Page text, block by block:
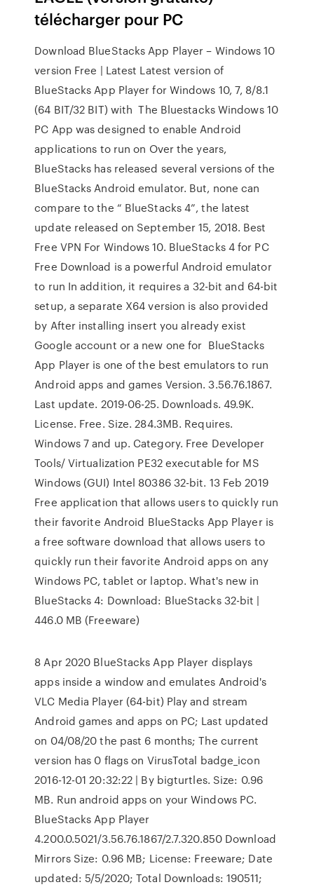
télécharger pour PC
Download BlueStacks App Player – Windows 10
version Free | Latest Latest version of
BlueStacks App Player for Windows 10, 7, 8/8.1
(64 BIT/32 BIT) with The Bluestacks Windows 10
PC App was designed to enable Android
applications to run on Over the years,
BlueStacks has released several versions of the
BlueStacks Android emulator. But, none can
compare to the “ BlueStacks 4”, the latest
update released on September 15, 2018. Best
Free VPN For Windows 10. BlueStacks 4 for PC
Free Download is a powerful Android emulator
to run In addition, it requires a 32-bit and 64-bit
setup, a separate X64 version is also provided
by After installing insert you already exist
Google account or a new one for BlueStacks
App Player is one of the best emulators to run
Android apps and games Version. 3.56.76.1867.
Last update. 2019-06-25. Downloads. 49.9K.
License. Free. Size. 284.3MB. Requires.
Windows 7 and up. Category. Free Developer
Tools/ Virtualization PE32 executable for MS
Windows (GUI) Intel 80386 32-bit. 13 Feb 2019
Free application that allows users to quickly run
their favorite Android BlueStacks App Player is
a free software download that allows users to
quickly run their favorite Android apps on any
Windows PC, tablet or laptop. What's new in
BlueStacks 4: Download: BlueStacks 32-bit |
446.0 MB (Freeware)
8 Apr 2020 BlueStacks App Player displays
apps inside a window and emulates Android's
VLC Media Player (64-bit) Play and stream
Android games and apps on PC; Last updated
on 04/08/20 the past 6 months; The current
version has 0 flags on VirusTotal badge_icon
2016-12-01 20:32:22 | By bigturtles. Size: 0.96
MB. Run android apps on your Windows PC.
BlueStacks App Player
4.200.0.5021/3.56.76.1867/2.7.320.850 Download
Mirrors Size: 0.96 MB; License: Freeware; Date
updated: 5/5/2020; Total Downloads: 190511;